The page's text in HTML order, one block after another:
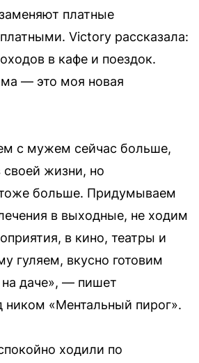
платные
Victory рассказала:
в кафе и поездок.
— это моя новая
с мужем сейчас больше,
жизни, но
больше. Придумываем
в выходные, не ходим
в кино, театры и
гуляем, вкусно готовим
даче», — пишет
ником «Ментальный пирог».
ходили по